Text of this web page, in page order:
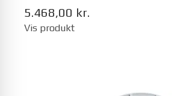
5.468,00 kr.
Vis produkt